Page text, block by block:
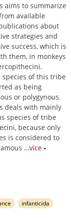
aims to summarize
available
about
strategies and
success, which is
them, in monkeys
of this tribe
as being
or polygynous.
deals with mainly
species of tribe
because only
is considered to
…více
infanticida